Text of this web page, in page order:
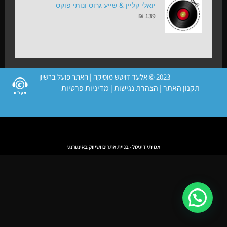
יואלי קליין & שייע גרוס ונותי פוקס
₪ 139
2023 © אלעד דויטש מוסיקה | האתר פועל ברשיון
תקנון האתר| הצהרת נגישות| מדיניות פרטיות
אמיתי דיגיטל - בניית אתרים ושיווק באינטרנט